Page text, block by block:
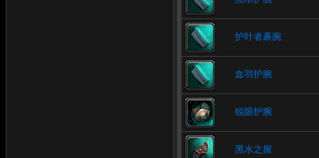
护叶者裹腕
血羽护腕
锐眼护腕
黑水之握